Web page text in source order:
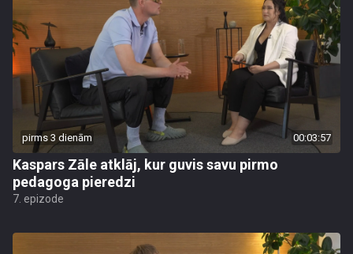
pirms 3 dienām 00:03:57
Kaspars Zāle atklāj, kur guvis savu pirmo
pedagoga pieredzi
7. epizode